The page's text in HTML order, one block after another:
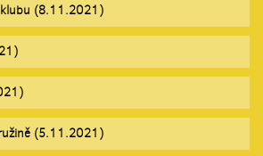
klubu (8.11.2021)
(5.11.2021)